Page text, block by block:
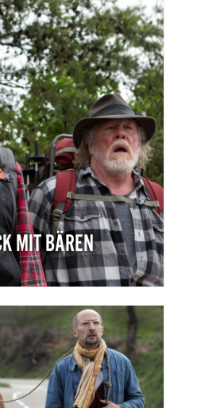
MIT BÄREN